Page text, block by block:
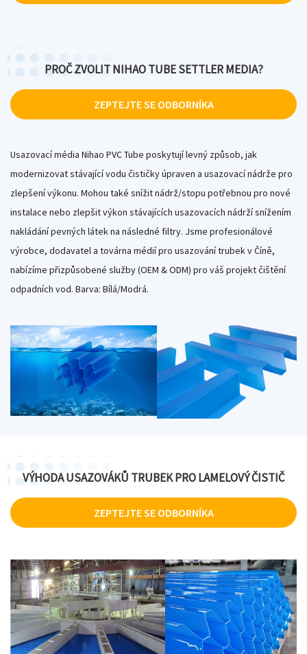
2 3
Maximální provozní teplota:80 stupňů (krátká doba)
Sedimační oblast:9m /m
Plastovou svařovanou pistolí na místě
PROČ ZVOLIT NIHAO TUBE SETTLER MEDIA?
ZEPTEJTE SE ODBORNÍKA
Usazovací média Nihao PVC Tube poskytují levný způsob, jak
modernizovat stávající vodu čističky úpraven a usazovací nádrže pro
zlepšení výkonu. Mohou také snížit nádrž/stopu potřebnou pro nové
instalace nebo zlepšit výkon stávajících usazovacích nádrží snížením
nakládání pevných látek na následné filtry. Jsme profesionálové
výrobce, dodavatel a továrna médií pro usazování trubek v Číně,
nabízíme přizpůsobené služby (OEM & ODM) pro váš projekt čištění
odpadních vod. Barva: Bílá/Modrá.
VÝHODA USAZOVÁKŮ TRUBEK PRO LAMELOVÝ ČISTIČ
ZEPTEJTE SE ODBORNÍKA